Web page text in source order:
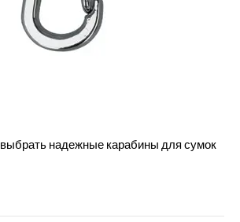
надежные карабины для сумок